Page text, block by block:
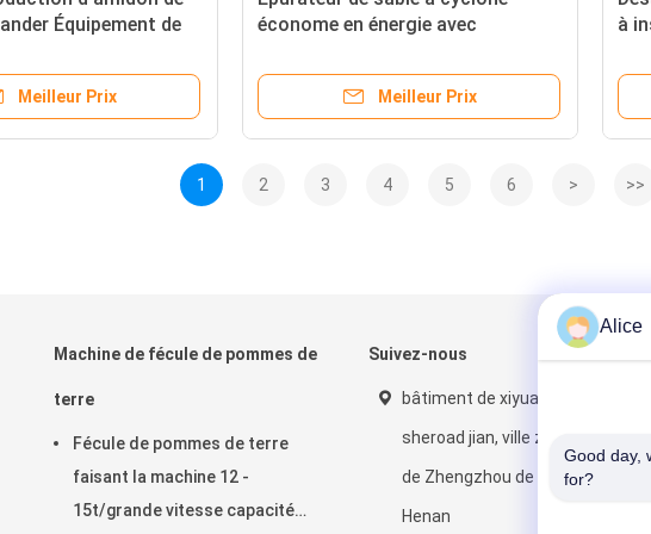
Équipement de
Slurry Desanding
Meilleur Prix
économe en énergie avec
acier inoxydable SS304 pour un
débourbage efficace
Meilleur Prix
à
1 2 3 4 5 6 > >>
Machine de fécule de pommes de
terre
Fécule de pommes de terre
faisant la machine 12 -
15t/grande vitesse capacité
Suivez-nous
bâtiment de xiyuanguoji,
sheroad jian, ville zhongyuan
de Zhengzhou de secteur,
Henan
Alice
Good day,
for?